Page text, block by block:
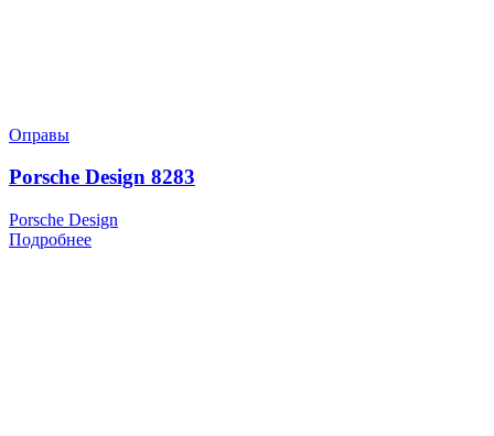
Оправы
Porsche Design 8283
Porsche Design
Подробнее